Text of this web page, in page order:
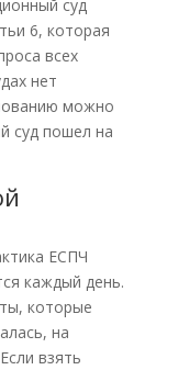
суд
6, которая
всех
нет
можно
суд пошел на
ЕСПЧ
каждый день.
которые
на
взять